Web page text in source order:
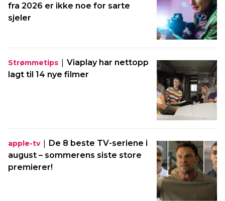
fra 2026 er ikke noe for sarte
sjeler
Strømmetips | Viaplay har nettopp
lagt til 14 nye filmer
apple-tv| De 8 beste TV-seriene i
august – sommerens siste store
premierer!